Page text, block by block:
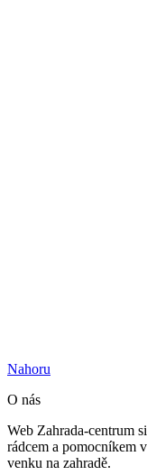
Nahoru
O nás
Web Zahrada-centrum
rádcem a pomocníkem
venku na zahradě.